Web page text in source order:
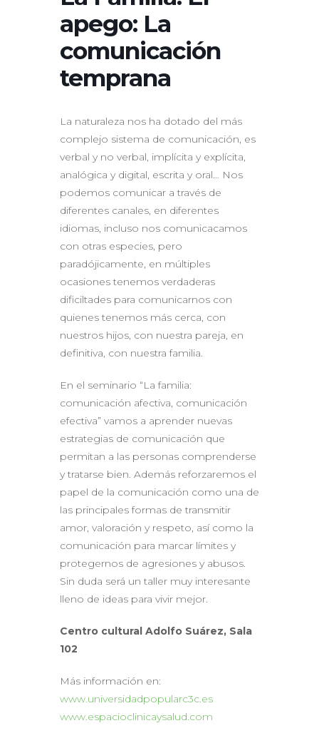
apego: La
comunicación
temprana
La naturaleza nos ha dotado del más
complejo sistema de comunicación, es
verbal y no verbal, implícita y explícita,
analógica y digital, escrita y oral… Nos
podemos comunicar a través de
diferentes canales, en diferentes
idiomas, incluso nos comunicacamos
con otras especies, pero
paradójicamente, en múltiples
ocasiones tenemos verdaderas
dificiltades para comunicarnos con
quienes tenemos más cerca, con
nuestros hijos, con nuestra pareja, en
definitiva, con nuestra familia.
En el seminario “La familia:
comunicación afectiva, comunicación
efectiva” vamos a aprender nuevas
estrategias de comunicación que
permitan a las personas comprenderse
y tratarse bien. Además reforzaremos el
papel de la comunicación como una de
las principales formas de transmitir
amor, valoración y respeto, así como la
comunicación para marcar límites y
protegernos de agresiones y abusos.
Sin duda será un taller muy interesante
lleno de ideas para vivir mejor.
Centro cultural Adolfo Suárez, Sala
102
Más información en:
www.universidadpopularc3c.es
www.espacioclinicaysalud.com